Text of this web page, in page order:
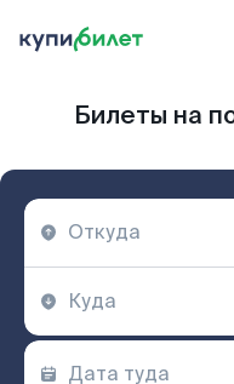
Билеты на